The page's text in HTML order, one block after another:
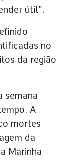
útil”.
no
da região
semana
A
mortes
da
Marinha